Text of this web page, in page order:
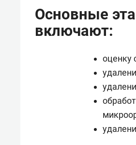
Основные
включают:
оценку
Как ГК «МИР ГРУПП»
создают оазис
комфорта под